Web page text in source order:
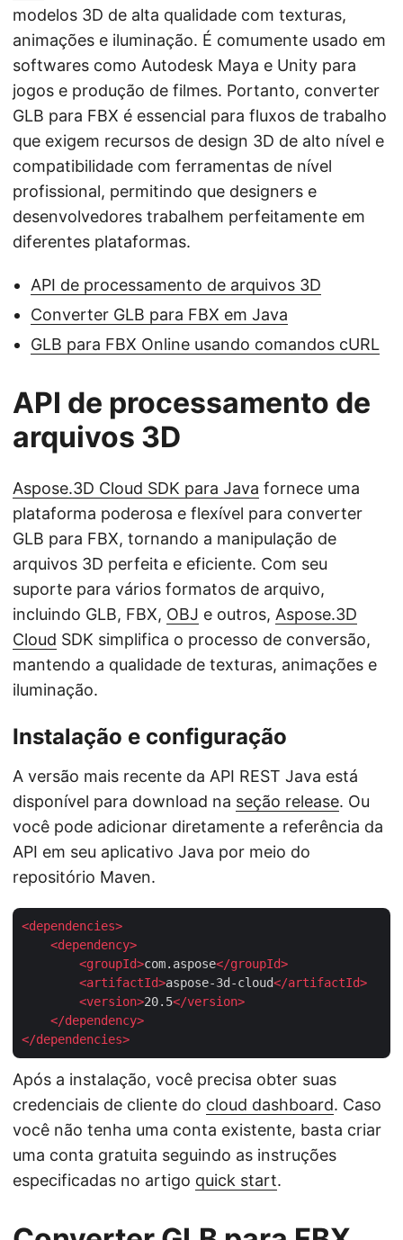
modelos 3D de alta qualidade com texturas,
animações e iluminação. É comumente usado em
softwares como Autodesk Maya e Unity para
jogos e produção de filmes. Portanto, converter
GLB para FBX é essencial para fluxos de trabalho
que exigem recursos de design 3D de alto nível e
compatibilidade com ferramentas de nível
profissional, permitindo que designers e
desenvolvedores trabalhem perfeitamente em
diferentes plataformas.
API de processamento de arquivos 3D
Converter GLB para FBX em Java
GLB para FBX Online usando comandos cURL
API de processamento de
arquivos 3D
Aspose.3D Cloud SDK para Java fornece uma
plataforma poderosa e flexível para converter
GLB para FBX, tornando a manipulação de
arquivos 3D perfeita e eficiente. Com seu
suporte para vários formatos de arquivo,
incluindo GLB, FBX, OBJ e outros, Aspose.3D
Cloud SDK simplifica o processo de conversão,
mantendo a qualidade de texturas, animações e
iluminação.
Instalação e configuração
A versão mais recente da API REST Java está
disponível para download na seção release. Ou
você pode adicionar diretamente a referência da
API em seu aplicativo Java por meio do
repositório Maven.
<dependencies>
<dependency>
<groupId>com.aspose</groupId>
<artifactId>aspose-3d-cloud</artifactId>
<version>20.5</version>
</dependency>
</dependencies>
Após a instalação, você precisa obter suas
credenciais de cliente do cloud dashboard. Caso
você não tenha uma conta existente, basta criar
uma conta gratuita seguindo as instruções
especificadas no artigo quick start.